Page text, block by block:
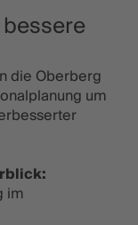
die Oberberg
um
im